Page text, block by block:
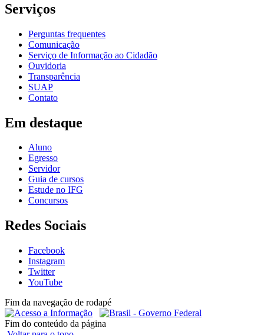
Serviços
Perguntas frequentes
Comunicação
Serviço de Informação ao Cidadão
Ouvidoria
Transparência
SUAP
Contato
Em destaque
Aluno
Egresso
Servidor
Guia de cursos
Estude no IFG
Concursos
Redes Sociais
Facebook
Instagram
Twitter
YouTube
Fim da navegação de rodapé
Fim do conteúdo da página